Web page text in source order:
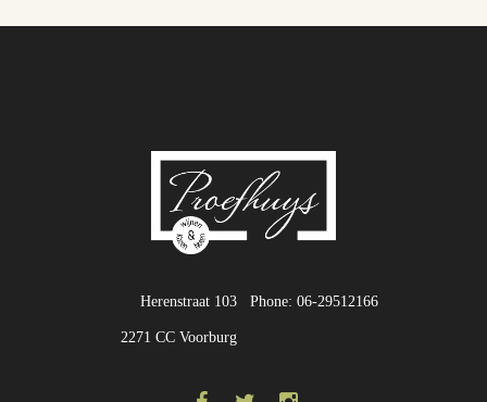
Phone: 06-29512166
Herenstraat 103
2271 CC Voorburg